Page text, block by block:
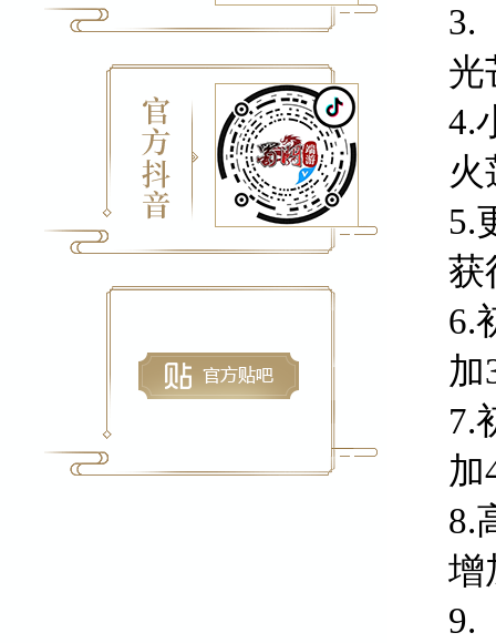
3.
光
4.
火
5.
获
6.
加
7.
加
8.
增
9.